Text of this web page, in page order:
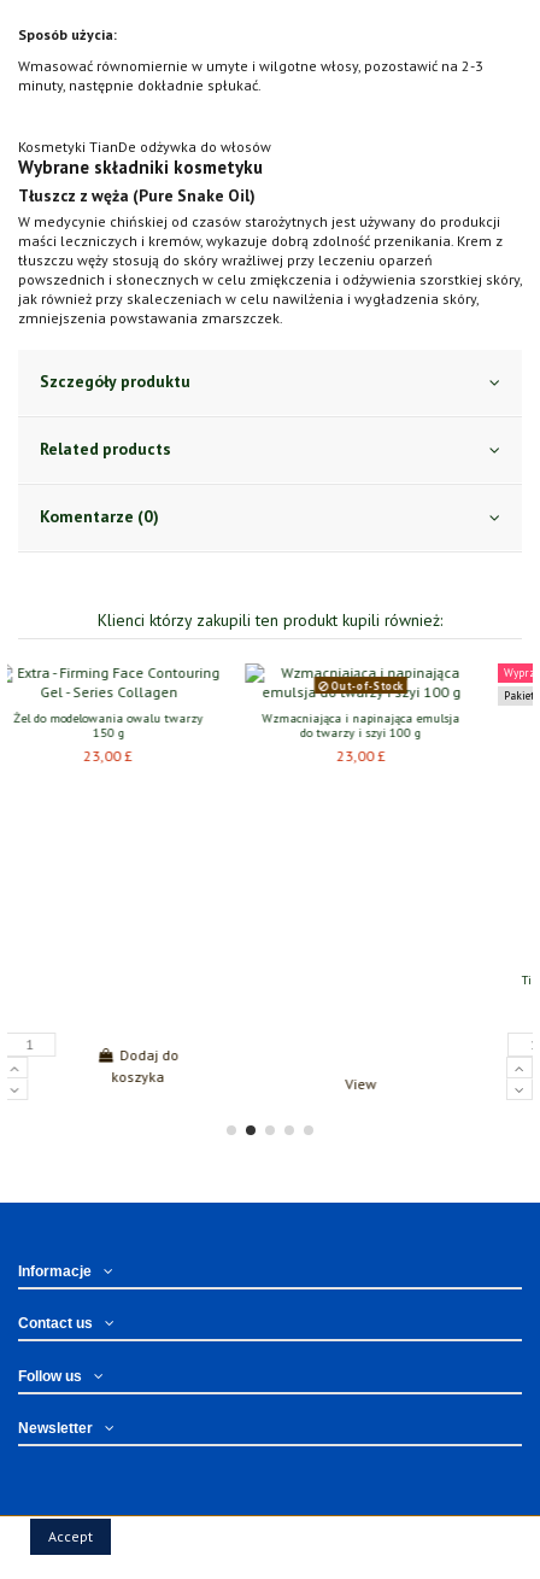
Sposób użycia:
Wmasować równomiernie w umyte i wilgotne włosy, pozostawić na 2-3
minuty, następnie dokładnie spłukać.
Kosmetyki TianDe odżywka do włosów
Wybrane składniki kosmetyku
Tłuszcz z węża (Pure Snake Oil)
W medycynie chińskiej od czasów starożytnych jest używany do produkcji
maści leczniczych i kremów, wykazuje dobrą zdolność przenikania. Krem z
tłuszczu węży stosują do skóry wrażliwej przy leczeniu oparzeń
powszednich i słonecznych w celu zmiękczenia i odżywienia szorstkiej skóry,
jak również przy skaleczeniach w celu nawilżenia i wygładzenia skóry,
zmniejszenia powstawania zmarszczek.
Szczegóły produktu
Related products
Komentarze (0)
Klienci którzy zakupili ten produkt kupili również:
Out-of-Stock
Wzmacniająca i napinająca emulsja
do twarzy i szyi 100 g
23,00 £
View
Wyprzedaż!
Pakiet
Informacje
Contact us
Follow us
Newsletter
Accept